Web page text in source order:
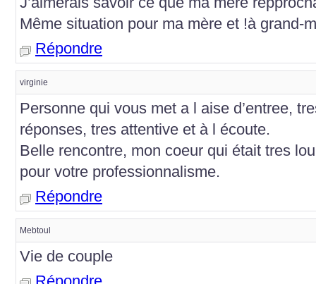
Même situation pour ma mère et !à grand-
Répondre
virginie
Personne qui vous met a l aise d’entree,
réponses, tres attentive et à l écoute.
Belle rencontre, mon coeur qui était tres
pour votre professionnalisme.
Répondre
Mebtoul
Vie de couple